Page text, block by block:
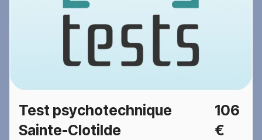
Test psychotechnique
Sainte-Clotilde
106
€